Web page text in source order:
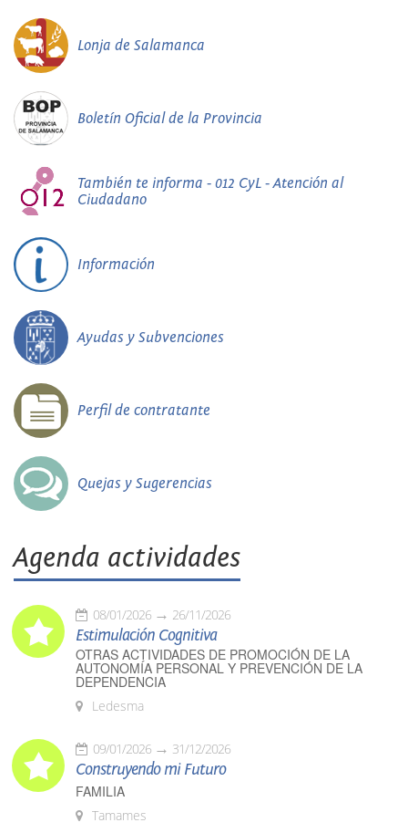
Lonja de Salamanca
Boletín Oficial de la Provincia
También te informa - 012 CyL - Atención al
Ciudadano
Información
Ayudas y Subvenciones
Perfil de contratante
Quejas y Sugerencias
Agenda actividades
08/01/2026 26/11/2026
Estimulación Cognitiva
OTRAS ACTIVIDADES DE PROMOCIÓN DE LA
AUTONOMÍA PERSONAL Y PREVENCIÓN DE LA
DEPENDENCIA
Ledesma
09/01/2026 31/12/2026
Construyendo mi Futuro
FAMILIA
Tamames